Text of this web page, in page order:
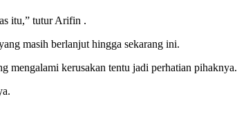
itu,” tutur Arifin .
masih berlanjut hingga sekarang ini.
mengalami kerusakan tentu jadi perhatian pihaknya.